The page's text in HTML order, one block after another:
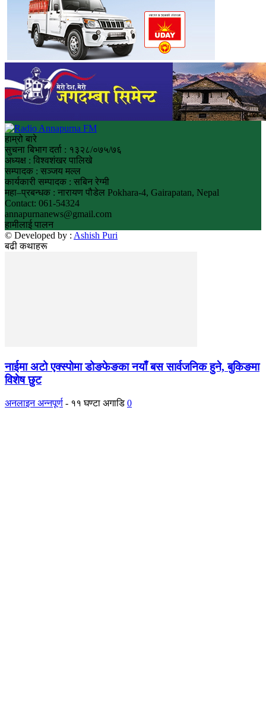
हाम्रो बारे
सुचना बिभाग दर्ता : १३२८/०७५/७६
अध्यक्ष : विश्वशंखर पालिखे
सम्पादक : सञ्जय मल्ल
कार्यकारी सम्पादक : सबिन रेग्मी
महा–प्रबन्धक : नारायण पौडेल Pokhara-4, Gairapatan, Nepal
Contact: 061-54324
annapurnanews@gmail.com
हामीलाई पालन
© Developed by : Ashish Puri
बढी कथाहरू
नाईमा अटो एक्स्पोमा डोङफेङका नयाँ बस सार्वजनिक हुने, बुकिङमा
विशेष छुट
अनलाइन अन्नपूर्ण - ११ घण्टा अगाडि 0